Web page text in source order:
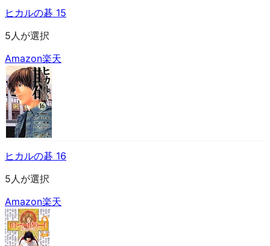
ヒカルの碁 15
5人が選択
Amazon楽天
ヒカルの碁 16
5人が選択
Amazon楽天